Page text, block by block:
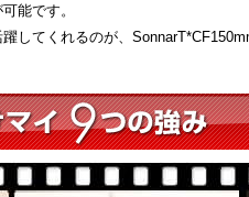
能です。
してくれるのが、